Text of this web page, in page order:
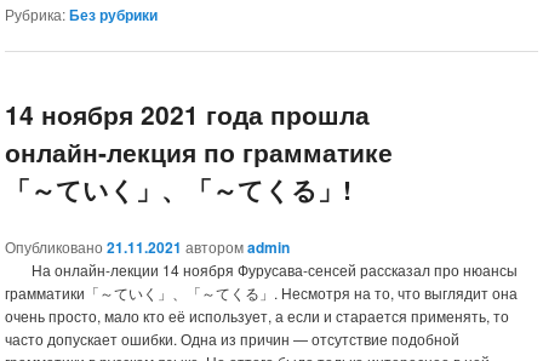
Рубрика: Без рубрики
14 ноября 2021 года прошла
онлайн-лекция по грамматике
「～ていく」、「～てくる」!
Опубликовано21.11.2021 авторомadmin
На онлайн-лекции 14 ноября Фурусава-сенсей рассказал про нюансы
грамматики「～ていく」、「～てくる」. Несмотря на то, что выглядит она
очень просто, мало кто её использует, а если и старается применять, то
часто допускает ошибки. Одна из причин — отсутствие подобной